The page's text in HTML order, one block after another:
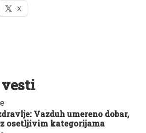
X
Vazduh umereno dobar,
osetljivim kategorijama